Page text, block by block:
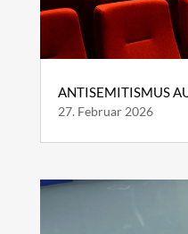
ANTISEMITISMUS
27. Februar 2026